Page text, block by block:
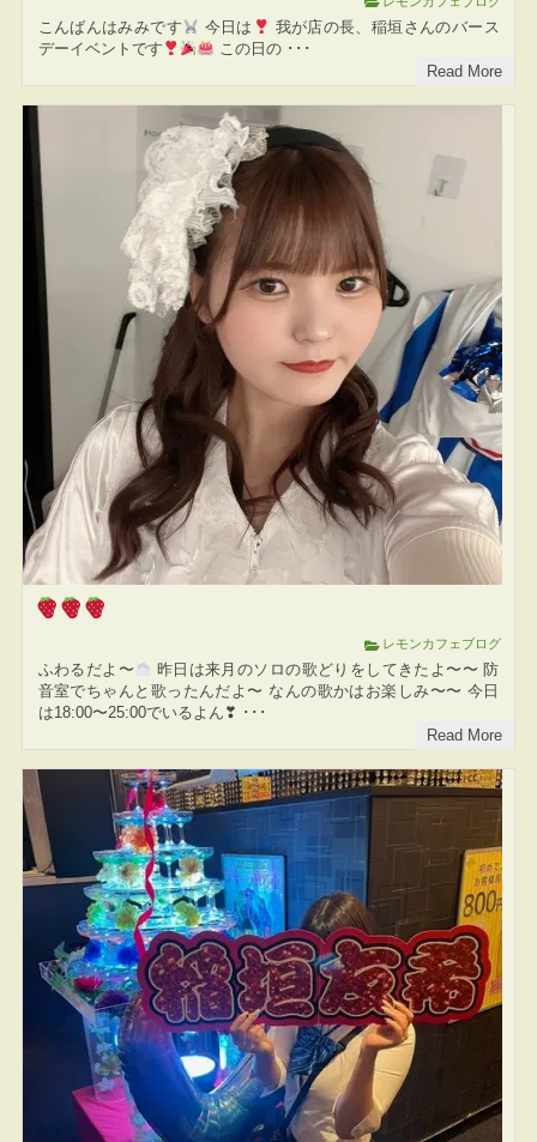
こんばんはみみです 今日は
我が店の長、稲垣さんのバース
デーイベントです
この日の ･･･
Read More
レモンカフェブログ
ふわるだよ〜
昨日は来月のソロの歌どりをしてきたよ〜〜 防
音室でちゃんと歌ったんだよ〜 なんの歌かはお楽しみ〜〜 今日
は18:00〜25:00でいるよん❣ ･･･
Read More